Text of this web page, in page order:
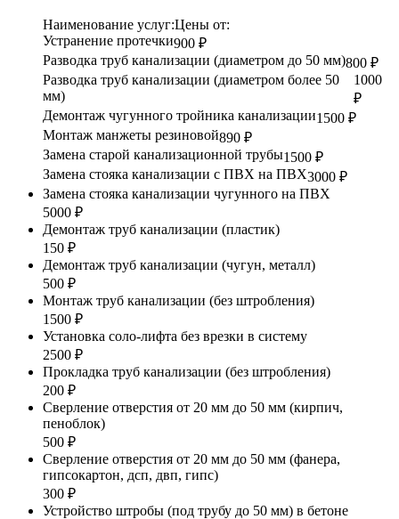
Наименование услуг:Цены от:
Устранение протечки900 ₽
Разводка труб канализации (диаметром до 50 мм)800 ₽
Разводка труб канализации (диаметром более 50
мм)
1000
₽
Демонтаж чугунного тройника канализации1500 ₽
Монтаж манжеты резиновой890 ₽
Замена старой канализационной трубы1500 ₽
Замена стояка канализации с ПВХ на ПВХ3000 ₽
Замена стояка канализации чугунного на ПВХ
5000 ₽
Демонтаж труб канализации (пластик)
150 ₽
Демонтаж труб канализации (чугун, металл)
500 ₽
Монтаж труб канализации (без штробления)
1500 ₽
Установка соло-лифта без врезки в систему
2500 ₽
Прокладка труб канализации (без штробления)
200 ₽
Сверление отверстия от 20 мм до 50 мм (кирпич,
пеноблок)
500 ₽
Сверление отверстия от 20 мм до 50 мм (фанера,
гипсокартон, дсп, двп, гипс)
300 ₽
Устройство штробы (под трубу до 50 мм) в бетоне